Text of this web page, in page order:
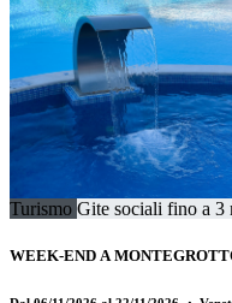
Turismo Gite sociali fino a 3
WEEK-END A